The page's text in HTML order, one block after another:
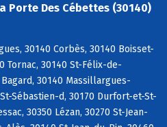
Porte Des Cébettes (30140)
30140 Corbès, 30140 Boisset-
Tornac, 30140 St-Félix-de-
30140 Massillargues-
Sébastien-d, 30170 Durfort-et-St-
30350 Lézan, 30270 St-Jean-